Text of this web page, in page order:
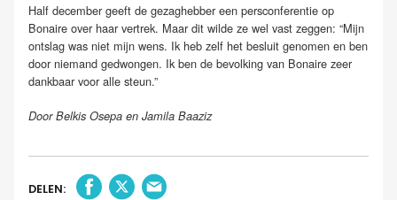
Half december geeft de gezaghebber een persconferentie op
Bonaire over haar vertrek. Maar dit wilde ze wel vast zeggen: “Mijn
ontslag was niet mijn wens. Ik heb zelf het besluit genomen en ben
door niemand gedwongen. Ik ben de bevolking van Bonaire zeer
dankbaar voor alle steun.”
Door Belkis Osepa en Jamila Baaziz
DELEN: